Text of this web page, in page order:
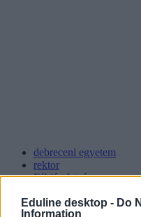
Eduline desktop - Do
Information
debreceni egyetem
rektor
Fábián István
Kossuth Társaság